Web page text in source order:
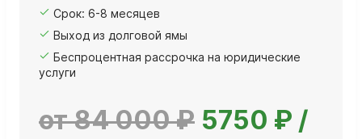
Срок: 6-8 месяцев
Выход из долговой ямы
Беспроцентная рассрочка на юридические
услуги
от 84 000 ₽ 5750 ₽ /